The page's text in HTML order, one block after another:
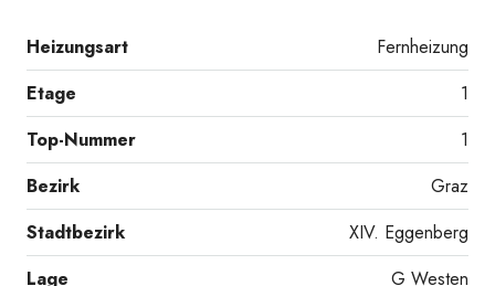
20260731_143735242_iOS
Heizungsart
Fernheizung
Etage
1
Top-Nummer
1
Bezirk
Graz
Stadtbezirk
XIV. Eggenberg
Lage
G Westen